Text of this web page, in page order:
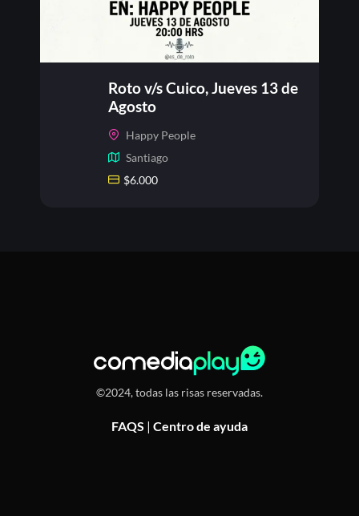
Roto v/s Cuico, Jueves 13 de
Agosto
Happy People
Santiago
$6.000
©2024, todas las risas reservadas.
FAQS | Centro de ayuda